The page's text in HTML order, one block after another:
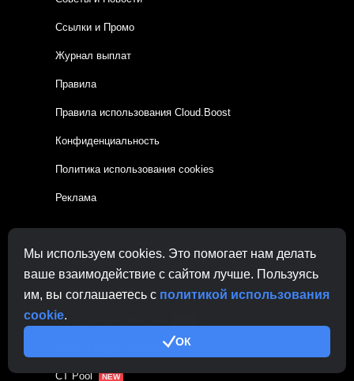
Мы используем cookies. Это помогает нам делать
ваше взаимодействие с сайтом лучше. Пользуясь
им, вы соглашаетесь с политикой использования
cookie.
ОК
Ссылки и Промо
Журнал выплат
Правила
Правила использования Cloud.Boost
Конфиденциальность
Политика использования cookies
Реклама
CryptoTab Браузер
CryptoTabдля Android MAX
CryptoTab
для Android LITE
CT Pool NEW